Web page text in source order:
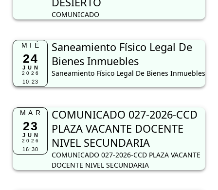
COMUNICADO
MIÉ
24
JUN
2026
10:23
Saneamiento Físico Legal De
Bienes Inmuebles
Saneamiento Físico Legal De Bienes Inmuebles
MAR
23
JUN
2026
16:30
COMUNICADO 027-2026-CCD
PLAZA VACANTE DOCENTE
NIVEL SECUNDARIA
COMUNICADO 027-2026-CCD PLAZA VACANTE
DOCENTE NIVEL SECUNDARIA